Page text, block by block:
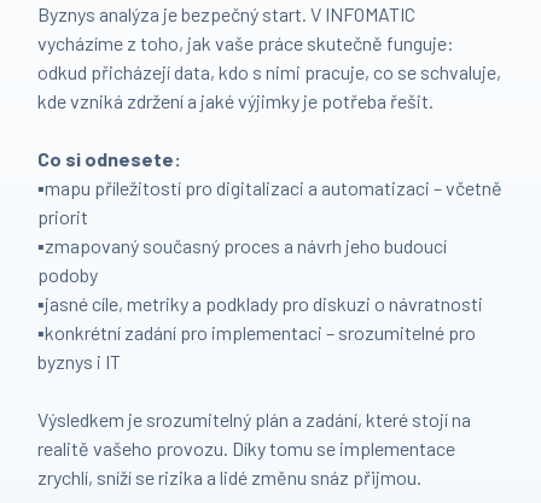
Byznys analýza je bezpečný start. V INFOMATIC
vycházíme z toho, jak vaše práce skutečně funguje:
odkud přicházejí data, kdo s nimi pracuje, co se schvaluje,
kde vzniká zdržení a jaké výjimky je potřeba řešit.
Co si odnesete:
▪️mapu příležitostí pro digitalizaci a automatizaci – včetně
priorit
▪️zmapovaný současný proces a návrh jeho budoucí
podoby
▪️jasné cíle, metriky a podklady pro diskuzi o návratnosti
▪️konkrétní zadání pro implementaci – srozumitelné pro
byznys i IT
Výsledkem je srozumitelný plán a zadání, které stojí na
realitě vašeho provozu. Díky tomu se implementace
zrychlí, sníží se rizika a lidé změnu snáz přijmou.